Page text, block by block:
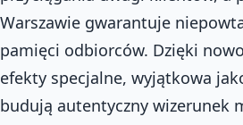
Warszawie gwarantuje
pamięci odbiorców. Dzięki
efekty specjalne, wyjątkowa
budują autentyczny wizerunek